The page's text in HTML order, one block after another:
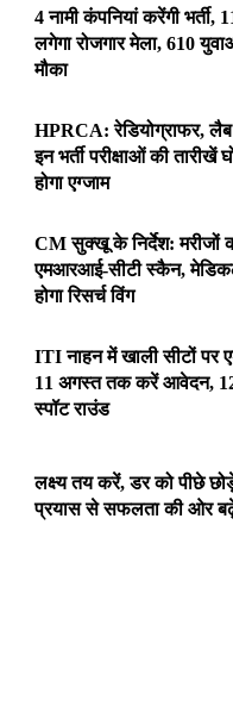
4 नामी कंपनियां करेंगी भर्ती,
लगेगा रोजगार मेला, 610
मौका
HPRCA: रेडियोग्राफर,
इन भर्ती परीक्षाओं की तारीखें
होगा एग्जाम
CM सुक्खू के निर्देश: मरीजों
एमआरआई-सीटी स्कैन,
होगा रिसर्च विंग
ITI नाहन में खाली सीटों पर
11 अगस्त तक करें आवेदन,
स्पॉट राउंड
लक्ष्य तय करें, डर को पीछे
प्रयास से सफलता की ओर बढ़ें: